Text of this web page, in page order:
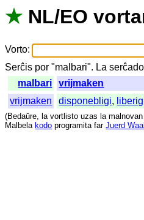
★ NL/EO
Vorto:
Serĉis por "malbari". La serĉado
malbari
vrijmaken
vrijmaken
disponebligi,
(Bedaŭre, la vortlisto uzas la malnovan
Malbela kodo programita far Juerd